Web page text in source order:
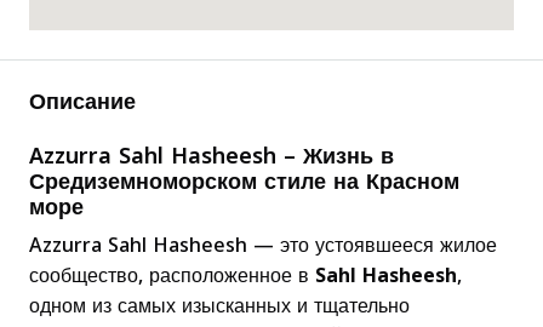
Описание
Azzurra Sahl Hasheesh – Жизнь в
Средиземноморском стиле на Красном
море
Azzurra Sahl Hasheesh — это устоявшееся жилое
сообщество, расположенное в Sahl Hasheesh,
одном из самых изысканных и тщательно